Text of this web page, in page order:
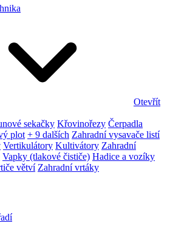
Otevřít
sekačky Křovinořezy Čerpadla
plot + 9 dalších Zahradní vysavače listí
Vertikulátory Kultivátory Zahradní
Vapky (tlakové čističe) Hadice a vozíky
větví Zahradní vrtáky